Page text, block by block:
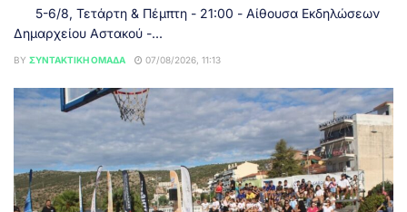
5-6/8, Τετάρτη & Πέμπτη - 21:00 - Αίθουσα Εκδηλώσεων
Δημαρχείου Αστακού -...
BY ΣΥΝΤΑΚΤΙΚΉ ΟΜΆΔΑ 07/08/2026, 11:13